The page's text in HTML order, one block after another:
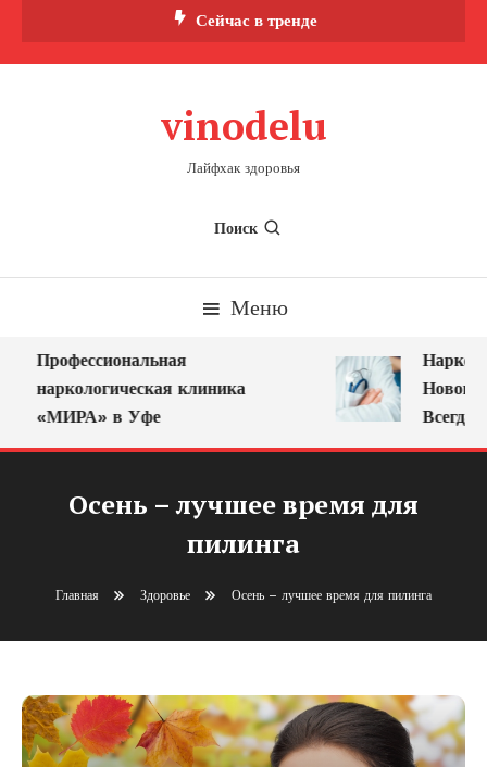
Сейчас в тренде
vinodelu
Лайфхак здоровья
Поиск
Меню
Профессиональная
наркологическая клиника
«МИРА» в Уфе
Всегда
Осень – лучшее время для
пилинга
Главная Здоровье Осень – лучшее время для пилинга